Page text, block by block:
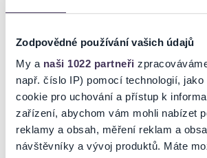
Zodpovědné používání vašich údajů
My a naši 1022 partneři
např. číslo IP) pomocí technologií, jako
cookie pro uchování a přístup k
zařízení, abychom vám mohli nabízet
reklamy a obsah, měření reklam a
návštěvníky a vývoj produktů. Máte
mistrovsky kombinuje jevištní pohyb,
starověkého divadla a fascinující hudbu a
monumentální podívanou.
Podívaná
„Prometheus" je působivě velkolepá a
kombinace tance, akrobacie a živé hudby!
napětí tím, že divákům servírují amplitudu
Ticketportal je zárukou
Na stránkách společnosti
originální vstupenky.